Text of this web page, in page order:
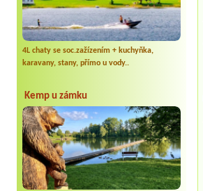
4L chaty se soc.zažízením + kuchyňka,
karavany, stany, přímo u vody..
Kemp u zámku